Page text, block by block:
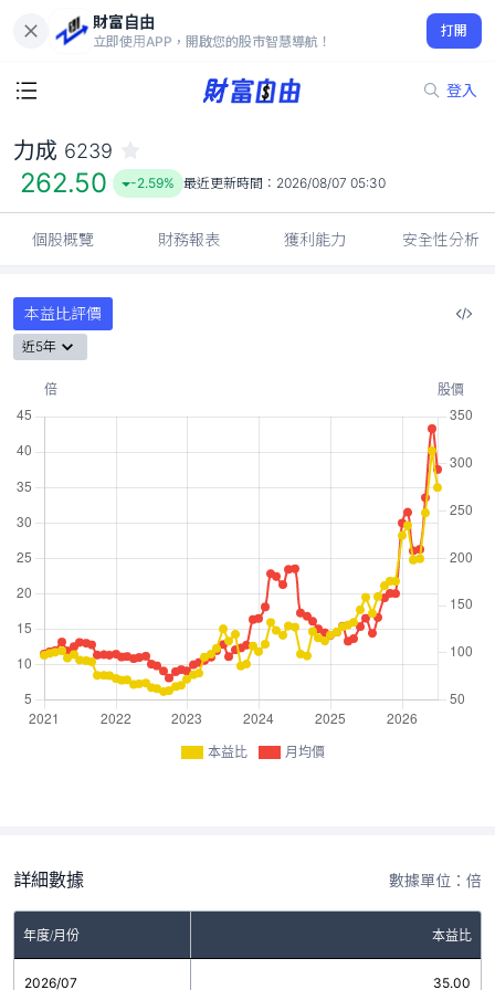
財富自由
立即使用APP，開啟您的股市智慧導航！
打開
登入
262.50
-2.59%
力成 6239
262.50 -2.59% 最近更新時間： 2026/08/07 05:30
個股概覽 財務報表 獲利能力 安全性分析
本益比評價
近5年
本益比 月均價
詳細數據 數據單位：倍
年度/月份 本益比
2026/07 35.00